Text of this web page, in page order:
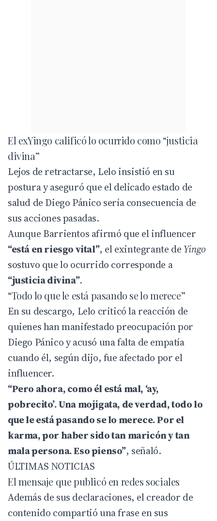
El exYingo calificó lo ocurrido como “justicia
divina”
Lejos de retractarse, Lelo insistió en su
postura y aseguró que el delicado estado de
salud de Diego Pánico sería consecuencia de
sus acciones pasadas.
Aunque Barrientos afirmó que el influencer
“está en riesgo vital”, el exintegrante de Yingo
sostuvo que lo ocurrido corresponde a
“justicia divina”.
“Todo lo que le está pasando se lo merece”
En su descargo, Lelo criticó la reacción de
quienes han manifestado preocupación por
Diego Pánico y acusó una falta de empatía
cuando él, según dijo, fue afectado por el
influencer.
“Pero ahora, como él está mal, ‘ay,
pobrecito’. Una mojigata, de verdad, todo lo
que le está pasando se lo merece. Por el
karma, por haber sido tan maricón y tan
mala persona. Eso pienso”, señaló.
ÚLTIMAS NOTICIAS
El mensaje que publicó en redes sociales
Además de sus declaraciones, el creador de
contenido compartió una frase en sus